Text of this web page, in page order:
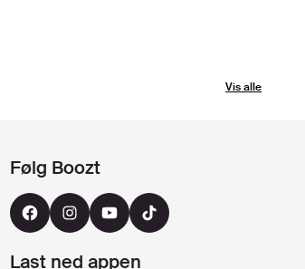
Vis alle
Følg Boozt
Last ned appen